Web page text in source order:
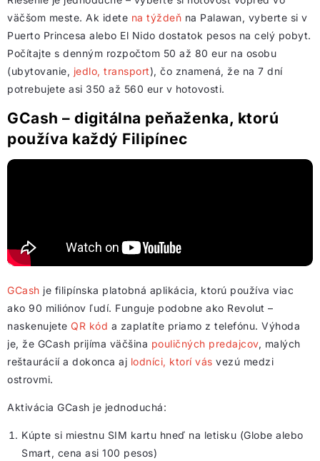
väčšom meste. Ak idete na týždeň na Palawan, vyberte si v
Puerto Princesa alebo El Nido dostatok pesos na celý pobyt.
Počítajte s denným rozpočtom 50 až 80 eur na osobu
(ubytovanie, jedlo, transport), čo znamená, že na 7 dní
potrebujete asi 350 až 560 eur v hotovosti.
GCash – digitálna peňaženka, ktorú
používa každý Filipínec
GCash je filipínska platobná aplikácia, ktorú používa viac
ako 90 miliónov ľudí. Funguje podobne ako Revolut –
naskenujete QR kód a zaplatíte priamo z telefónu. Výhoda
je, že GCash prijíma väčšina pouličných predajcov, malých
reštaurácií a dokonca aj lodníci, ktorí vás vezú medzi
ostrovmi.
Aktivácia GCash je jednoduchá:
Kúpte si miestnu SIM kartu hneď na letisku (Globe alebo
Smart, cena asi 100 pesos)